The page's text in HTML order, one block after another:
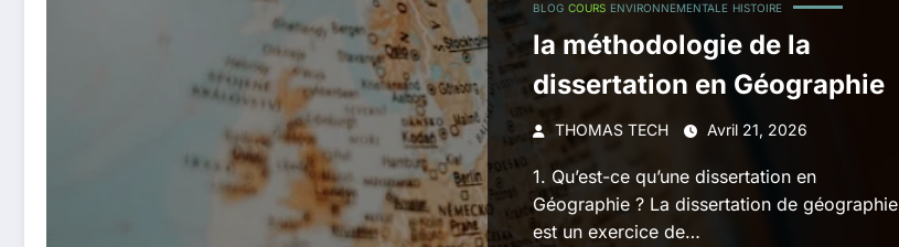
BLOG COURS ENVIRONNEMENTALE HISTOIRE
la méthodologie de la
dissertation en Géographie
THOMAS TECH Avril 21, 2026
1. Qu’est-ce qu’une dissertation en
Géographie ? La dissertation de géographie
est un exercice de…